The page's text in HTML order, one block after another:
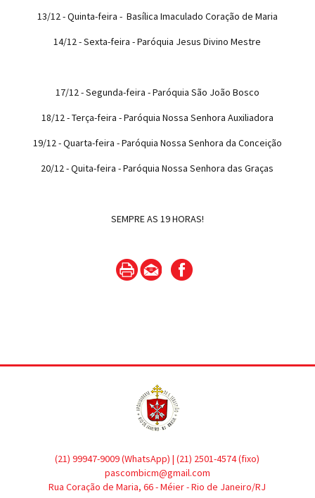
13/12 - Quinta-feira - Basílica Imaculado Coração de Maria
14/12 - Sexta-feira - Paróquia Jesus Divino Mestre
17/12 - Segunda-feira - Paróquia São João Bosco
18/12 - Terça-feira - Paróquia Nossa Senhora Auxiliadora
19/12 - Quarta-feira - Paróquia Nossa Senhora da Conceição
20/12 - Quita-feira - Paróquia Nossa Senhora das Graças
SEMPRE AS 19 HORAS!
(21) 99947-9009 (WhatsApp) | (21) 2501-4574 (fixo)
pascombicm@gmail.com
Rua Coração de Maria, 66 - Méier - Rio de Janeiro/RJ